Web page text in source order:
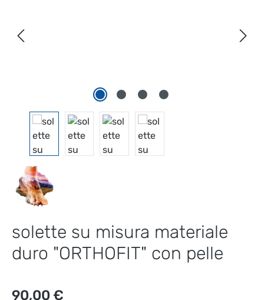
solette su misura materiale
duro "ORTHOFIT" con pelle
Prezzo normale:
90,00 €